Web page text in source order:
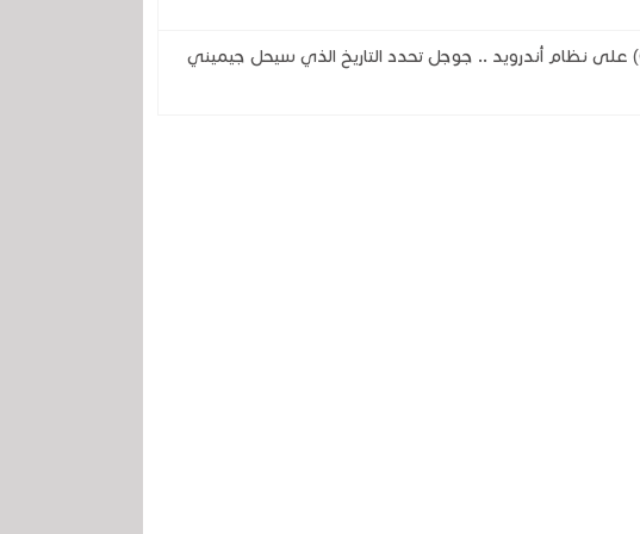
وداعاً لمساعد جوجل ( Google Assistant) على نظام أندرويد .. جوجل تحدد التاريخ الذي سيحل جيميني